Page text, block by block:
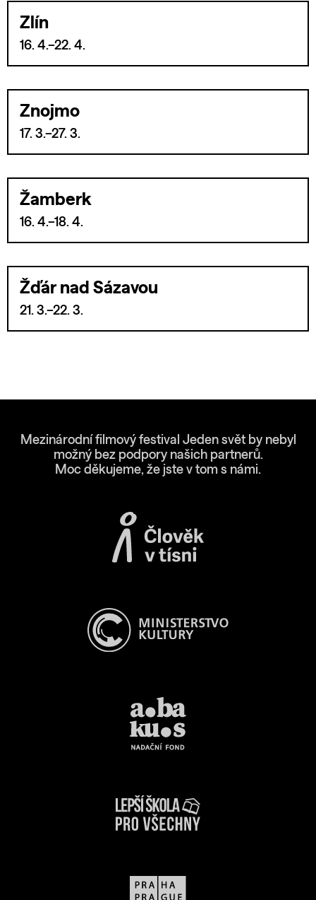
Zlín
16. 4.–22. 4.
Znojmo
17. 3.–27. 3.
Žamberk
16. 4.–18. 4.
Žďár nad Sázavou
21. 3.–22. 3.
Mezinárodní filmový festival Jeden svět by nebyl
možný bez podpory našich partnerů.
Moc děkujeme, že jste v tom s námi.